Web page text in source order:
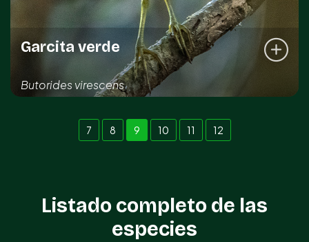
Garcita verde
Butorides virescens
Común
7 8 9 10 11 12
Listado completo de las
especies